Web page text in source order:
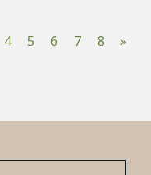
4 5 6 7 8 »